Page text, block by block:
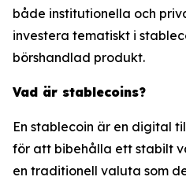
både institutionella och
investera tematiskt i
börshandlad produkt.
Vad är stablecoins?
En stablecoin är en digital
för att bibehålla ett stabilt
en traditionell valuta som